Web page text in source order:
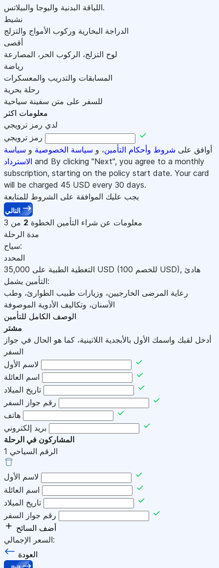
اللياقة البدنية واليوجا والبيلاتس.
نشيط
الدراجة البخارية وركوب الأمواج والتزلج
أقصى
لوح التزلج، الركوب الحر، المصارعة
رياضة
المسابقات والتدريب والمعسكرات
رحلة بحرية
للسفر على متن سفينة سياحية
معلومات اكثر
لدي رمز ترويجي
رمز ترويجي
أوافق على شروط وأحكام التأمين، و سياسة الخصوصية و سياسة
الاسترداد and By clicking "Next", you agree to a monthly
subscription, starting on the policy start date. Your card
will be charged 45 USD every 30 days.
يجب عليك الموافقة على الشروط للمتابعة
التالي
معلومات عن شراء التأمين الخطوة 2 من 3
مدة الرحلة
سياح:
المحدد
التغطية الطبية على 35,000 USD USD), هادئ
التأمين يشمل:
رعاية المرضى الخارجيين، وزيارات طبيب الطوارئ، وطب
الأسنان، وتكاليف الأدوية الموصوفة
الوصف الكامل للتأمين
مشتر
أدخل لقبك واسمك الأول بالأبجدية اللاتينية، كما هو الحال في جواز
السفر
لاسم الأول
اسم العائلة
تاريخ الميلاد
رقم جواز السفر
هاتف
بريد إلكتروني
المشاركون في الرحلة
الرقم السياحي 1
لاسم الأول
اسم العائلة
تاريخ الميلاد
رقم جواز السفر
أضف السائح
السعر الإجمالي:
العودة